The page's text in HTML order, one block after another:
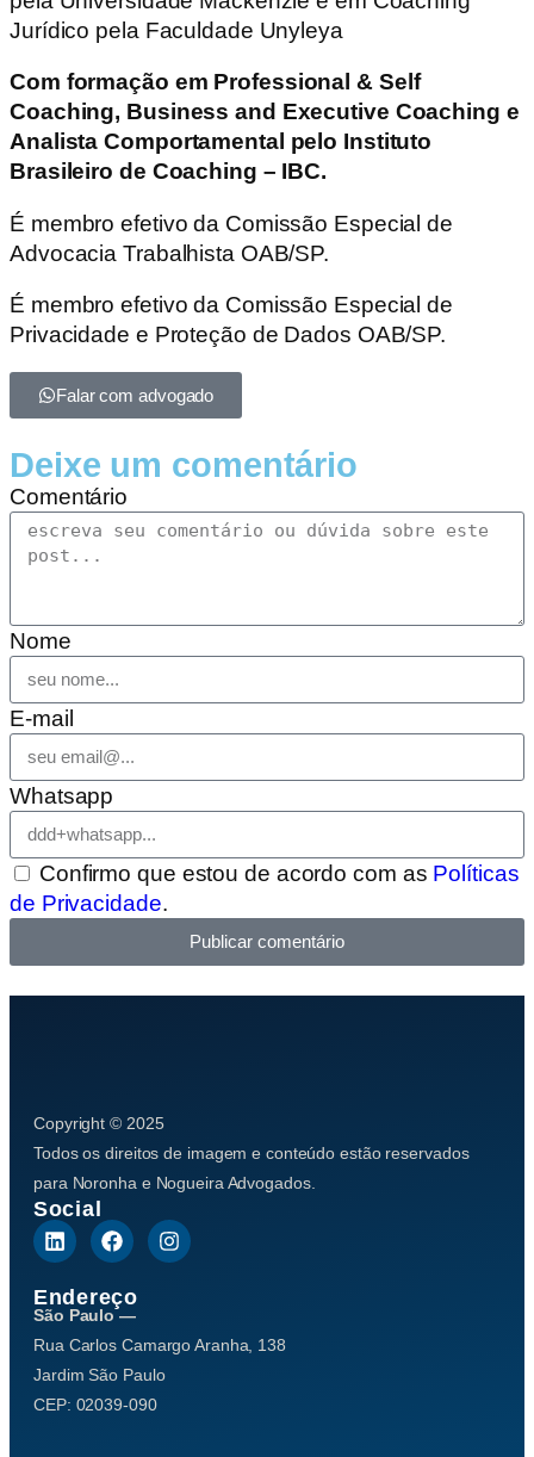
Jurídico pela Faculdade Unyleya
Com formação em Professional & Self
Coaching, Business and Executive Coaching e
Analista Comportamental pelo Instituto
Brasileiro de Coaching – IBC.
É membro efetivo da Comissão Especial de
Advocacia Trabalhista OAB/SP.
É membro efetivo da Comissão Especial de
Privacidade e Proteção de Dados OAB/SP.
Falar com advogado
Deixe um comentário
Comentário
Nome
E-mail
Whatsapp
Confirmo que estou de acordo com as Políticas
de Privacidade.
Publicar comentário
Copyright © 2025
Todos os direitos de imagem e conteúdo estão reservados
para Noronha e Nogueira Advogados.
Social
Endereço
São Paulo —
Rua Carlos Camargo Aranha, 138
Jardim São Paulo
CEP: 02039-090